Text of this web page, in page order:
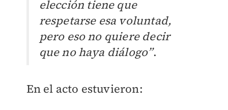
elección tiene que
respetarse esa voluntad,
pero eso no quiere decir
que no haya diálogo”.
En el acto estuvieron: